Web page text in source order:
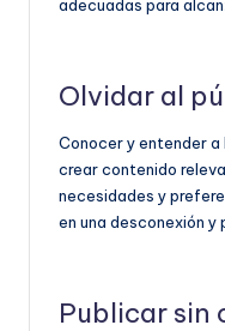
adecuadas para
Olvidar al
Conocer y entender a
crear contenido
necesidades y
en una desconexión y
Publicar sin